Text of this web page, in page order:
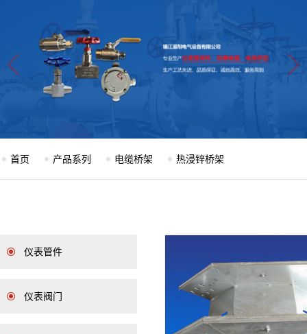
首页 产品系列 电缆桥架 热浸锌桥架
仪表管件
仪表阀门